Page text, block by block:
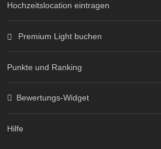
Hochzeitslocation eintragen
Premium Light buchen
Punkte und Ranking
Bewertungs-Widget
Hilfe